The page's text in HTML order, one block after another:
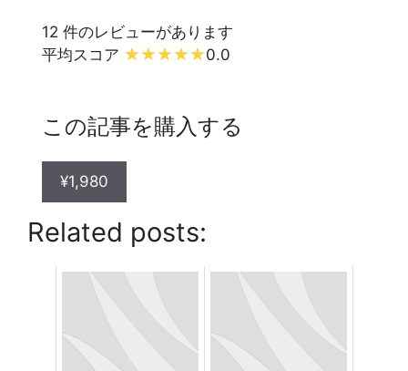
12 件のレビューがあります
平均スコア
0.0
この記事を購入する
¥1,980
Related posts: